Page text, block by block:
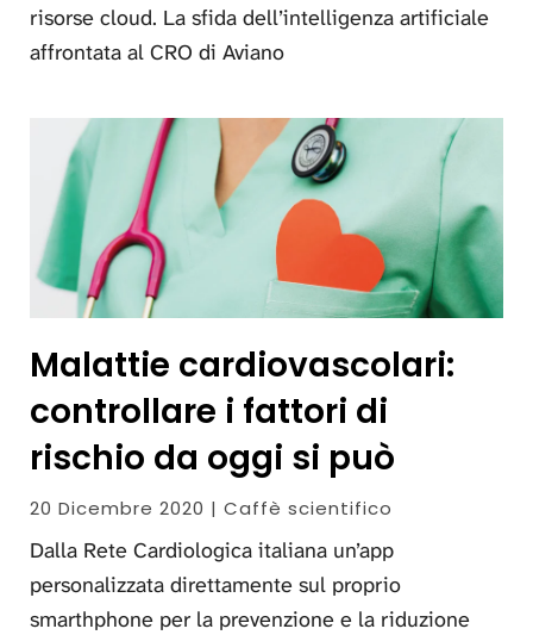
risorse cloud. La sfida dell’intelligenza artificiale
affrontata al CRO di Aviano
Malattie cardiovascolari:
controllare i fattori di
rischio da oggi si può
20 Dicembre 2020 | Caffè scientifico
Dalla Rete Cardiologica italiana un’app
personalizzata direttamente sul proprio
smarthphone per la prevenzione e la riduzione